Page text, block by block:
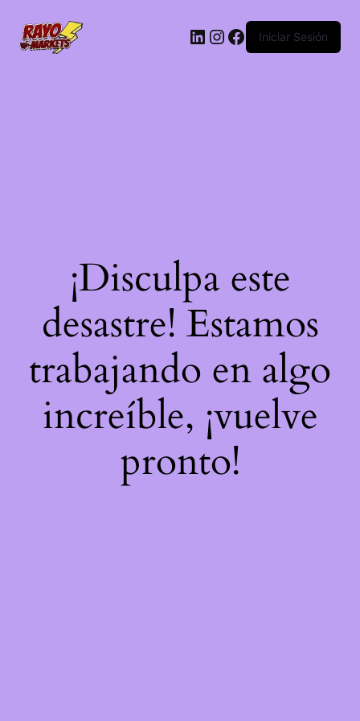
LinkedIn
Instagram
Facebook
Iniciar Sesión
¡Disculpa este
desastre! Estamos
trabajando en algo
increíble, ¡vuelve
pronto!